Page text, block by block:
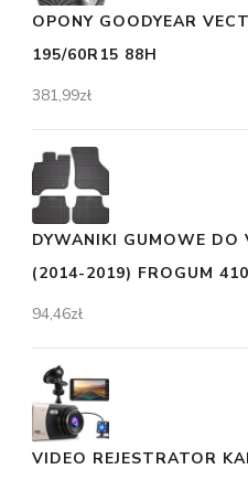
OPONY GOODYEAR
195/60R15 88H
381,99zł
DYWANIKI GUMOWE DO
(2014-2019) FROGUM
94,46zł
VIDEO REJESTRATOR